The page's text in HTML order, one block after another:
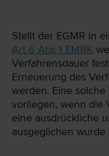
Stellt der EGMR in
Art 6 Abs 1 EMRK
Verfahrensdauer
Erneuerung des
werden. Eine
vorliegen, wenn die
eine ausdrückliche
ausgeglichen wurde